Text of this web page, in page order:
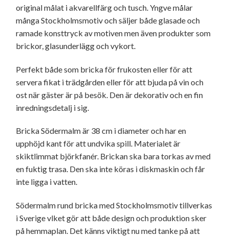
original målat i akvarellfärg och tusch. Yngve målar
många Stockholmsmotiv och säljer både glasade och
ramade konsttryck av motiven men även produkter som
brickor, glasunderlägg och vykort.
Perfekt både som bricka för frukosten eller för att
servera fikat i trädgården eller för att bjuda på vin och
ost när gäster är på besök. Den är dekorativ och en fin
inredningsdetalj i sig.
Bricka Södermalm är 38 cm i diameter och har en
upphöjd kant för att undvika spill. Materialet är
skiktlimmat björkfanér. Brickan ska bara torkas av med
en fuktig trasa. Den ska inte köras i diskmaskin och får
inte ligga i vatten.
Södermalm rund bricka med Stockholmsmotiv tillverkas
i Sverige vlket gör att både design och produktion sker
på hemmaplan. Det känns viktigt nu med tanke på att